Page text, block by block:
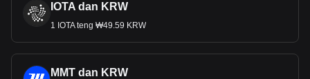
IOTA dan KRW
1 IOTA teng ₩49.59 KRW
MMT dan KRW